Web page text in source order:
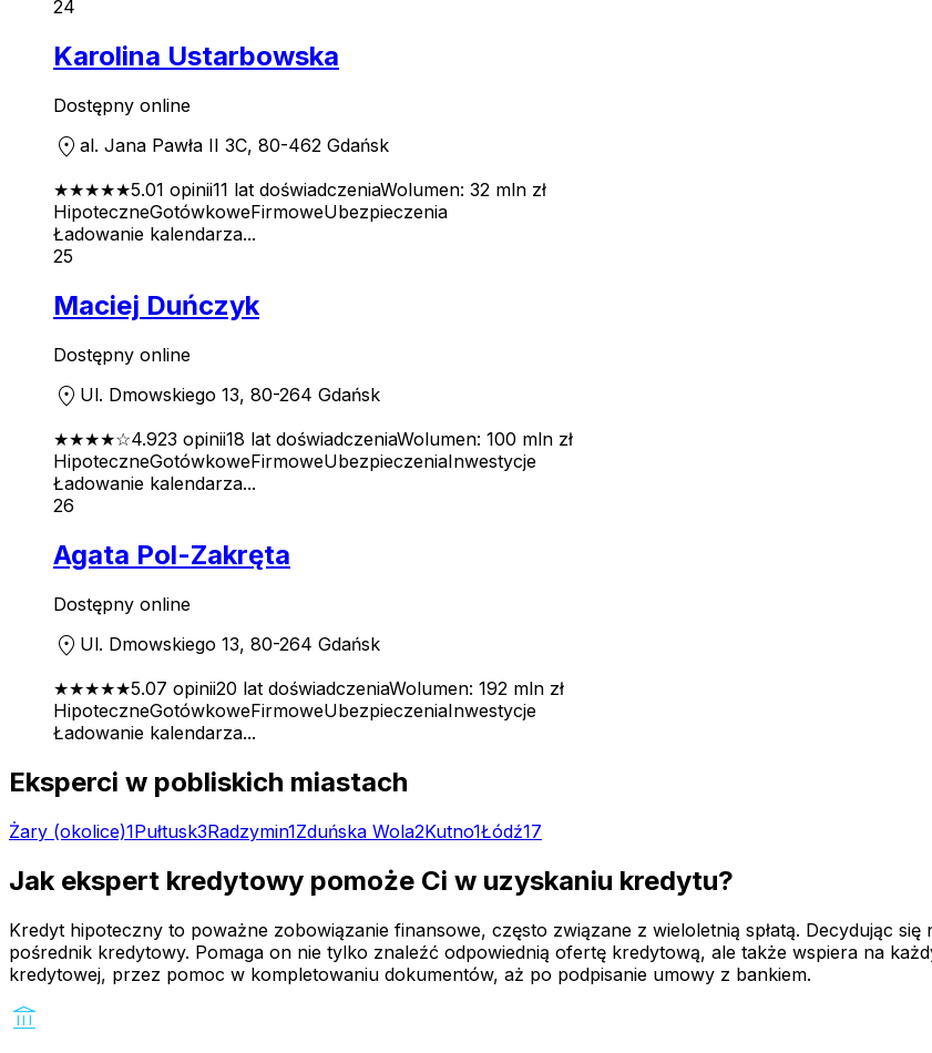
24
Karolina Ustarbowska
Dostępny online
location_on al. Jana Pawła II 3C, 80-462 Gdańsk
★★★★★5.01 opinii11 lat doświadczeniaWolumen: 32 mln zł
HipoteczneGotówkoweFirmoweUbezpieczenia
Ładowanie kalendarza...
25
Maciej Duńczyk
Dostępny online
location_on Ul. Dmowskiego 13, 80-264 Gdańsk
★★★★☆4.923 opinii18 lat doświadczeniaWolumen: 100 mln zł
HipoteczneGotówkoweFirmoweUbezpieczeniaInwestycje
Ładowanie kalendarza...
26
Agata Pol-Zakręta
Dostępny online
location_on Ul. Dmowskiego 13, 80-264 Gdańsk
★★★★★5.07 opinii20 lat doświadczeniaWolumen: 192 mln zł
HipoteczneGotówkoweFirmoweUbezpieczeniaInwestycje
Ładowanie kalendarza...
Eksperci w pobliskich miastach
Żary (okolice)1Pułtusk3Radzymin1Zduńska Wola2Kutno1Łódź17
Jak ekspert kredytowy pomoże Ci w uzyskaniu kredytu?
Kredyt hipoteczny to poważne zobowiązanie finansowe, często związane z wieloletnią spłatą. Decydując
pośrednik kredytowy. Pomaga on nie tylko znaleźć odpowiednią ofertę kredytową, ale także wspiera na
kredytowej, przez pomoc w kompletowaniu dokumentów, aż po podpisanie umowy z bankiem.
account_balance